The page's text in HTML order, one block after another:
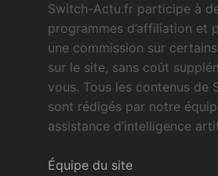
Switch-Actu.fr participe à
programmes d’affiliation et
une commission sur
sur le site, sans coût
vous. Tous les contenus de
sont rédigés par notre
assistance d’intelligence
Équipe du site